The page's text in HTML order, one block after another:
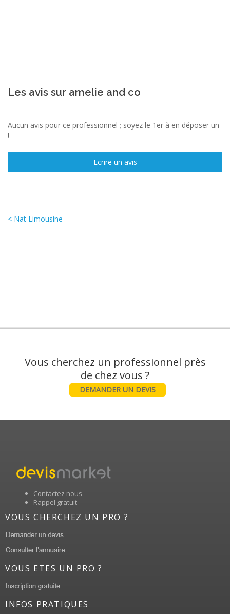
Les avis sur amelie and co
Aucun avis pour ce professionnel ; soyez le 1er à en déposer un
!
Ecrire un avis
< Nat Limousine
Vous cherchez un professionnel près
DEMANDER UN DEVIS
Contactez nous
Rappel gratuit
VOUS CHERCHEZ UN PRO ?
VOUS ETES UN PRO ?
INFOS PRATIQUES